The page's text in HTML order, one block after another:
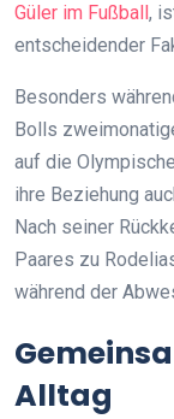
Güler im Fußball ,
entscheidender
Besonders
Bolls
auf die
ihre Beziehung
Nach seiner
Paares zu
während der
Alltag